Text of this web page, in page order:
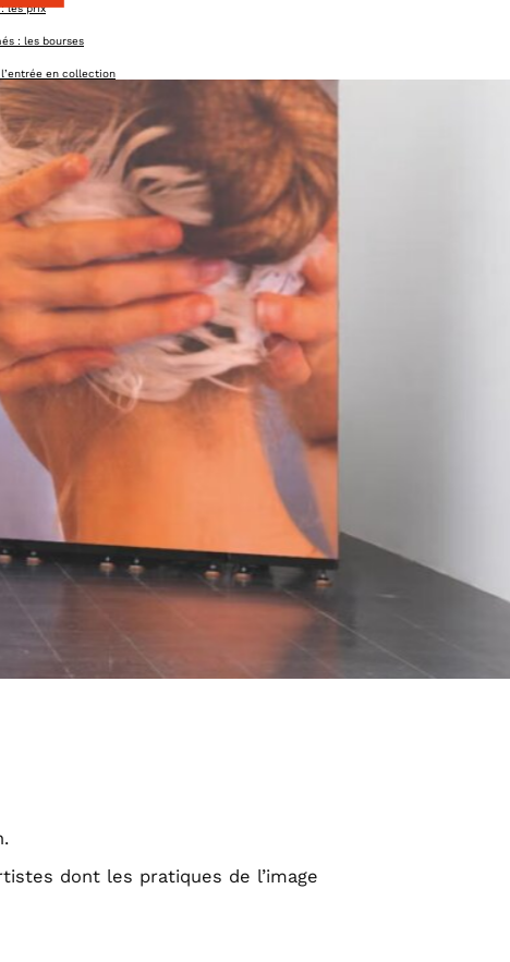
les prix
: les bourses
en collection
et la master class
résidences
dont les pratiques de l’image